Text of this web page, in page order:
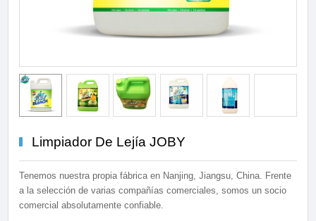
Limpiador De Lejía JOBY
Tenemos nuestra propia fábrica en Nanjing, Jiangsu, China. Frente
a la selección de varias compañías comerciales, somos un socio
comercial absolutamente confiable.